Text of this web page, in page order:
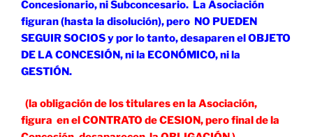
Concesionario, ni Subconcesario. La Asociación
figuran (hasta la disolución), pero NO PUEDEN
SEGUIR SOCIOS y por lo tanto, desaparen el OBJETO
DE LA CONCESIÓN, ni la ECONÓMICO, ni la
GESTIÓN.
(la obligación de los titulares en la Asociación,
figura en el CONTRATO de CESION, pero final de la